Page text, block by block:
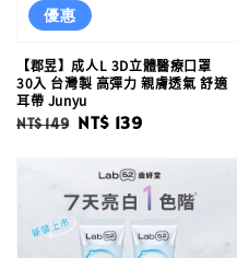
優惠
【郡昱】成人L 3D立體醫療口罩
30入 台灣製 高彈力 親膚透氣 舒適
耳帶 Junyu
Regular
NT$ 149 Sale
NT$ 139